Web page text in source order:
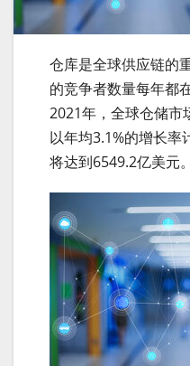
仓库是全球供应链的
的竞争者数量每年都
2021年，全球仓储市
以年均3.1%的增长率
将达到6549.2亿美元。